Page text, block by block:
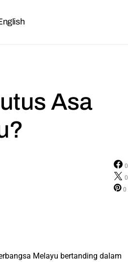
Asa
0
0
0
Melayu bertanding dalam